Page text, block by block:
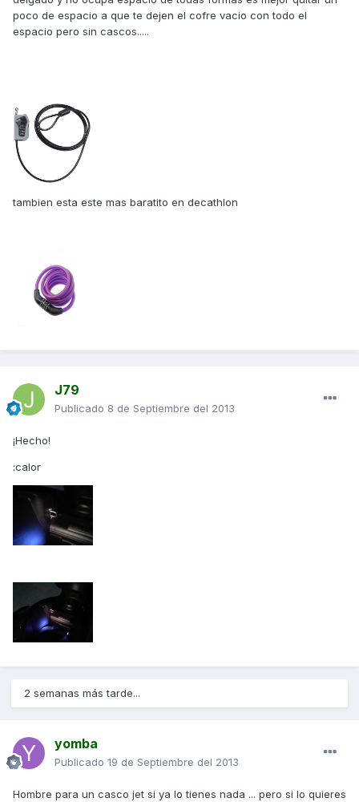
poco de espacio a que te dejen el cofre vacio con todo el
espacio pero sin cascos.....
tambien esta este mas baratito en decathlon
J79
Publicado 8 de Septiembre del 2013
¡Hecho!
:calor
2 semanas más tarde...
yomba
Publicado 19 de Septiembre del 2013
Hombre para un casco jet si ya lo tienes nada ... pero si lo quieres